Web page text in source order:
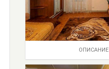
ОПИСАНИЕ